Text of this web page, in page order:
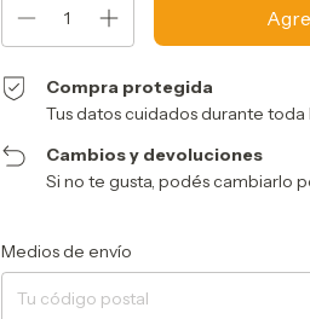
Compra protegida
Tus datos cuidados durante toda
Cambios y devoluciones
Si no te gusta, podés cambiarlo
Entregas para el CP:
Medios de envío